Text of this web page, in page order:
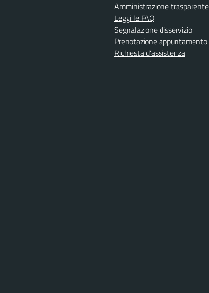
Amministrazione trasparente
Leggi le FAQ
Segnalazione disservizio
Prenotazione appuntamento
Richiesta d'assistenza